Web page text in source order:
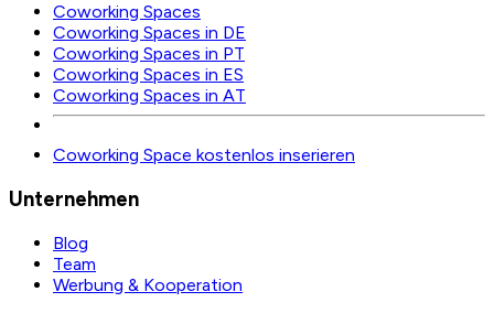
Coworking Spaces
Coworking Spaces in DE
Coworking Spaces in PT
Coworking Spaces in ES
Coworking Spaces in AT
Coworking Space kostenlos inserieren
Unternehmen
Blog
Team
Werbung & Kooperation